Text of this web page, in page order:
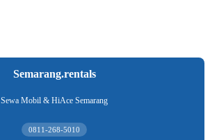
Semarang.rentals
Sewa Mobil & HiAce Semarang
0811-268-5010